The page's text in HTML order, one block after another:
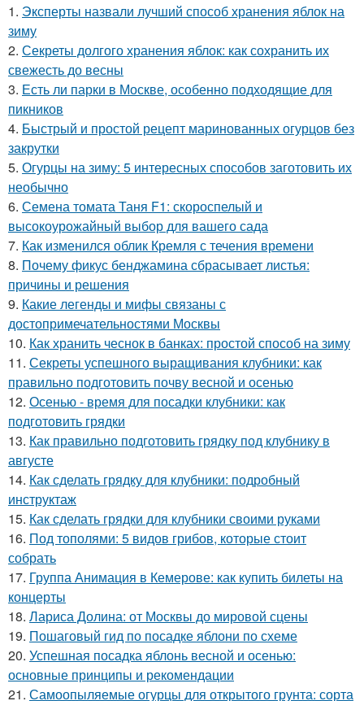
1. Эксперты назвали лучший способ хранения яблок на
зиму
2. Секреты долгого хранения яблок: как сохранить их
свежесть до весны
3. Есть ли парки в Москве, особенно подходящие для
пикников
4. Быстрый и простой рецепт маринованных огурцов без
закрутки
5. Огурцы на зиму: 5 интересных способов заготовить их
необычно
6. Семена томата Таня F1: скороспелый и
высокоурожайный выбор для вашего сада
7. Как изменился облик Кремля с течения времени
8. Почему фикус бенджамина сбрасывает листья:
причины и решения
9. Какие легенды и мифы связаны с
достопримечательностями Москвы
10. Как хранить чеснок в банках: простой способ на зиму
11. Секреты успешного выращивания клубники: как
правильно подготовить почву весной и осенью
12. Осенью - время для посадки клубники: как
подготовить грядки
13. Как правильно подготовить грядку под клубнику в
августе
14. Как сделать грядку для клубники: подробный
инструктаж
15. Как сделать грядки для клубники своими руками
16. Под тополями: 5 видов грибов, которые стоит
собрать
17. Группа Анимация в Кемерове: как купить билеты на
концерты
18. Лариса Долина: от Москвы до мировой сцены
19. Пошаговый гид по посадке яблони по схеме
20. Успешная посадка яблонь весной и осенью:
основные принципы и рекомендации
21. Самоопыляемые огурцы для открытого грунта: сорта